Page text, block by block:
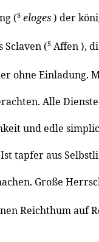
(s eloges) der
Sclaven (s Affen ),
ohne Einladung.
Alle
und edle
tapfer aus
Große
Reichthum auf